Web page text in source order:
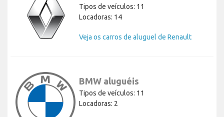
Tipos de veículos: 11
Locadoras: 14
Veja os carros de aluguel de Renault
BMW aluguéis
Tipos de veículos: 11
Locadoras: 2